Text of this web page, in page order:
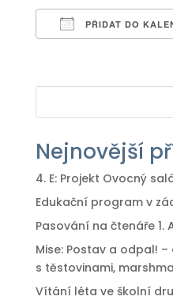
PŘIDAT DO
Nejnovější
4. E: Projekt Ovocný
Edukační program v
Pasování na čtenáře 1.
Mise: Postav a odpal!
s těstovinami,
Vítání léta ve školní